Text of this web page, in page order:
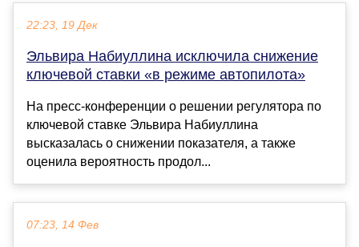
22:23, 19 Дек
Эльвира Набиуллина исключила снижение
ключевой ставки «в режиме автопилота»
На пресс-конференции о решении регулятора по
ключевой ставке Эльвира Набиуллина
высказалась о снижении показателя, а также
оценила вероятность продол...
07:23, 14 Фев